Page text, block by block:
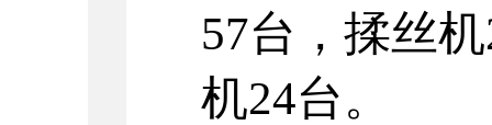
57台，揉丝机
机24台。